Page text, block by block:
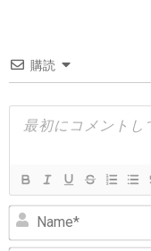
ー
シ
ョ
購読